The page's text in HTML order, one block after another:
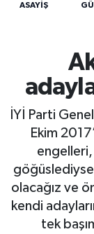
ASAYİŞ
İYİ Parti
Ekim
engelleri,
olacağız ve
kendi
tek
BÜLTEN
ÇEVRE
DIŞ
DÜNYA
EGE
Süper
Tüm
Son
Haber